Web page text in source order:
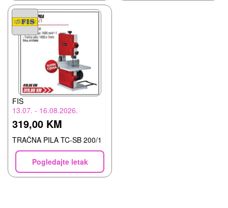
FIS
13.07. - 16.08.2026.
319,00 KM
TRAČNA PILA TC-SB 200/1
Pogledajte letak